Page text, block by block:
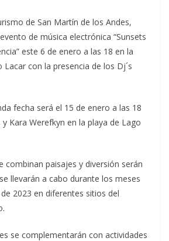
de San Martín de los Andes,
de música electrónica “Sunsets
este 6 de enero a las 18 en la
con la presencia de los Dj´s
fecha será el 15 de enero a las 18
y Kara Werefkyn en la playa de Lago
combinan paisajes y diversión serán
llevarán a cabo durante los meses
2023 en diferentes sitios del
se complementarán con actividades